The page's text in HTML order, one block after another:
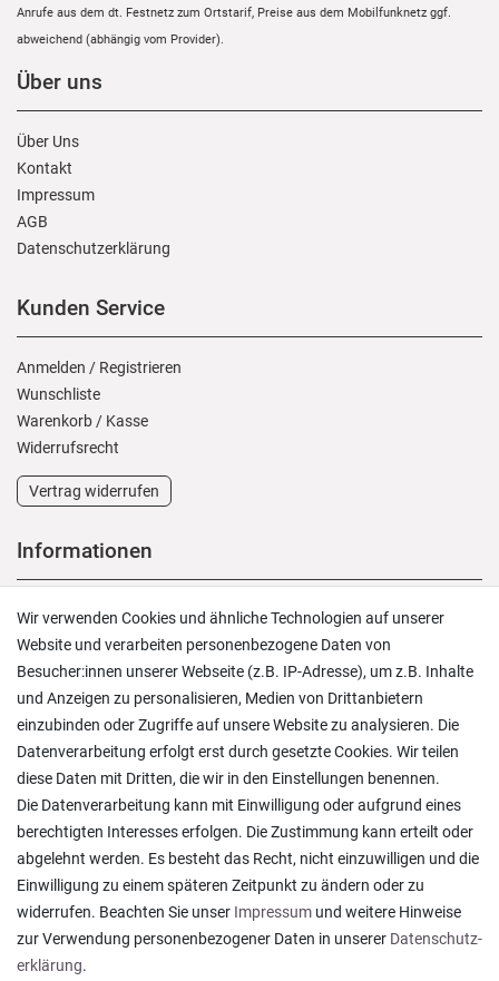
Anrufe aus dem dt. Festnetz zum Ortstarif, Preise aus dem Mobilfunknetz ggf.
abweichend (abhängig vom Provider).
Über uns
Über Uns
Kontakt
Impressum
AGB
Daten­schutz­erklärung
Kunden Service
Anmelden / Registrieren
Wunschliste
Warenkorb / Kasse
Widerrufs­recht
Vertrag widerrufen
Informationen
Versand und Zahlung
Rücksendungen
Lieferung in die Schweiz
Pflegesymbole
Lagerverkauf
Ratgeber & News
Alles wie beschrieben , sehr gute Qualität
Rainer T., Rheine
Datum der Veröffentlichung: 06.08.2026
Datum der Kauferfahrung: 27.07.2026
Wir verwenden Cookies und ähnliche Technologien auf unserer
Website und verarbeiten personenbezogene Daten von
Besucher:innen unserer Webseite (z.B. IP-Adresse), um z.B. Inhalte
und Anzeigen zu personalisieren, Medien von Drittanbietern
einzubinden oder Zugriffe auf unsere Website zu analysieren. Die
Datenverarbeitung erfolgt erst durch gesetzte Cookies. Wir teilen
diese Daten mit Dritten, die wir in den Einstellungen benennen.
Die Datenverarbeitung kann mit Einwilligung oder aufgrund eines
berechtigten Interesses erfolgen. Die Zustimmung kann erteilt oder
abgelehnt werden. Es besteht das Recht, nicht einzuwilligen und die
Einwilligung zu einem späteren Zeitpunkt zu ändern oder zu
widerrufen. Beachten Sie unser Impressum und weitere Hinweise
zur Verwendung personenbezogener Daten in unserer Daten­schutz­
erklärung.